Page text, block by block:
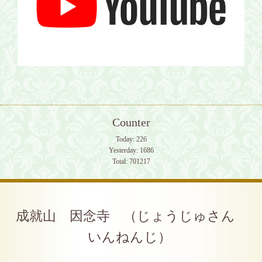
Counter
Today: 226
Yesterday: 1686
Total: 701217
成就山 因念寺 （じょうじゅさん
いんねんじ）